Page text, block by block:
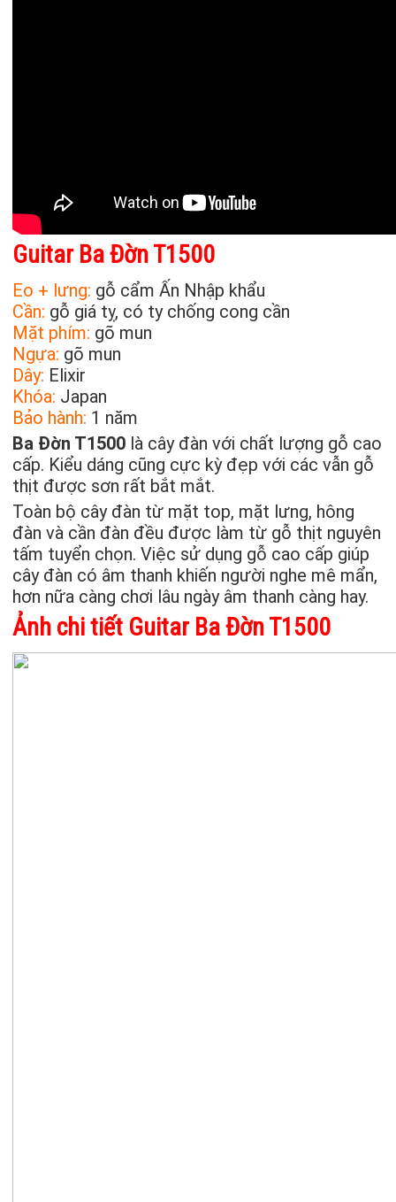
Guitar Ba Đờn T1500
Eo + lưng: gỗ cẩm Ấn Nhập khẩu
Cần: gỗ giá tỵ, có ty chống cong cần
Mặt phím: gõ mun
Ngựa: gõ mun
Dây: Elixir
Khóa: Japan
Bảo hành: 1 năm
Ba Đờn T1500 là cây đàn với chất lượng gỗ cao
cấp. Kiểu dáng cũng cực kỳ đẹp với các vẫn gỗ
thịt được sơn rất bắt mắt.
Toàn bộ cây đàn từ mặt top, mặt lưng, hông
đàn và cần đàn đều được làm từ gỗ thịt nguyên
tấm tuyển chọn. Việc sử dụng gỗ cao cấp giúp
cây đàn có âm thanh khiến người nghe mê mẩn,
hơn nữa càng chơi lâu ngày âm thanh càng hay.
Ảnh chi tiết Guitar Ba Đờn T1500